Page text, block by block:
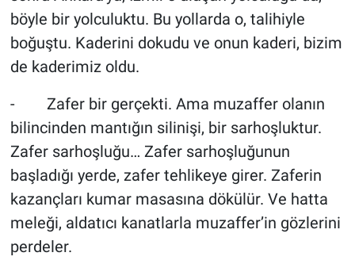
böyle bir yolculuktu. Bu yollarda o, talihiyle
boğuştu. Kaderini dokudu ve onun kaderi, bizim
de kaderimiz oldu.
- Zafer bir gerçekti. Ama muzaffer olanın
bilincinden mantığın silinişi, bir sarhoşluktur.
Zafer sarhoşluğu… Zafer sarhoşluğunun
başladığı yerde, zafer tehlikeye girer. Zaferin
kazançları kumar masasına dökülür. Ve hatta
meleği, aldatıcı kanatlarla muzaffer’in gözlerini
perdeler.